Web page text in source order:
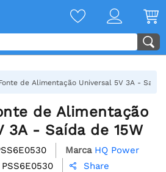
de Alimentação Universal 5V 3A - Saída
de Alimentação
3A - Saída de 15W
Marca HQ Power
PSS6E0530 
Share